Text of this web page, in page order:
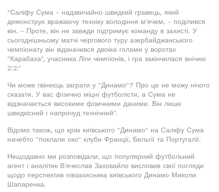
"Саліфу Сума - надзвичайно швидкий гравець, який
демонструє вражаючу техніку володіння м'ячем, - поділився
він. - Проте, він не завжди підтримує команду в захисті. У
сьогоднішньому матчі чергового туру азербайджанського
чемпіонату він відзначився двома голами у воротах
"Карабаха", учасника Ліги чемпіонів, і гра закінчилася внічию
2:2."
Чи може гвінеєць заграти у "Динамо"? Про це не можу нічого
сказати. У вас фізично міцні футболісти, а Сума не
відзначається високими фізичними даними. Він лише
швидкісний і напрочуд технічний".
Відомо також, що крім київського "Динамо" на Саліфу Сума
начебто "поклали око" клуби Франції, Бельгії та Португалії.
Нещодавно ми розповідали, що популярний футбольний
агент і аналітик В'ячеслав Заховайло висловив свої погляди
щодо перспектив півзахисника київського Динамо Миколи
Шапаренка.